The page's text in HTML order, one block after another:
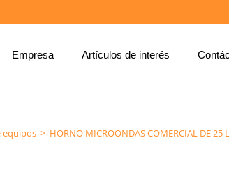
Empresa Artículos de interés
equipos > HORNO MICROONDAS COMERCIAL DE 25